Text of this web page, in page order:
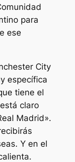
para
ese
City
específica
tiene el
claro
Madrid».
Y en el